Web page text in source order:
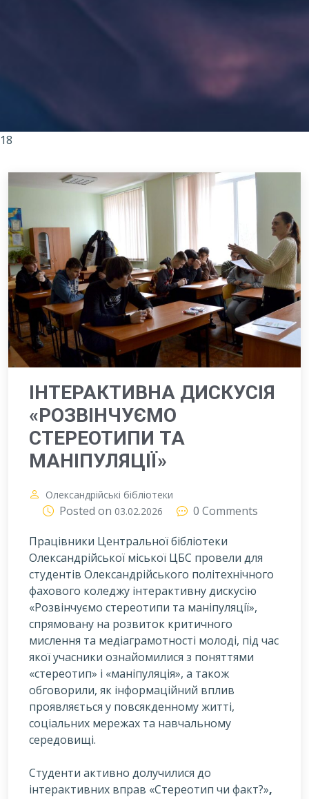
18
ІНТЕРАКТИВНА ДИСКУСІЯ
«РОЗВІНЧУЄМО
СТЕРЕОТИПИ ТА
МАНІПУЛЯЦІЇ»
Олександрійські бібліотеки
Posted on 03.02.2026
0 Comments
Працівники Центральної бібліотеки
Олександрійської міської ЦБС провели для
студентів Олександрійського політехнічного
фахового коледжу інтерактивну дискусію
«Розвінчуємо стереотипи та маніпуляції»,
спрямовану на розвиток критичного
мислення та медіаграмотності молоді, під час
якої учасники ознайомилися з поняттями
«стереотип» і «маніпуляція», а також
обговорили, як інформаційний вплив
проявляється у повсякденному житті,
соціальних мережах та навчальному
середовищі.
Студенти активно долучилися до
інтерактивних вправ «Стереотип чи факт?»,